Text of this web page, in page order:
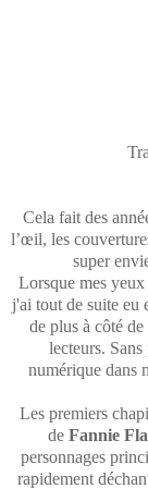
Cela fait des
l’œil, les
super
Lorsque mes yeux
j'ai tout de suite eu
de plus à côté
lecteurs.
numérique dans
Les premiers
de Fannie
personnages
rapidement